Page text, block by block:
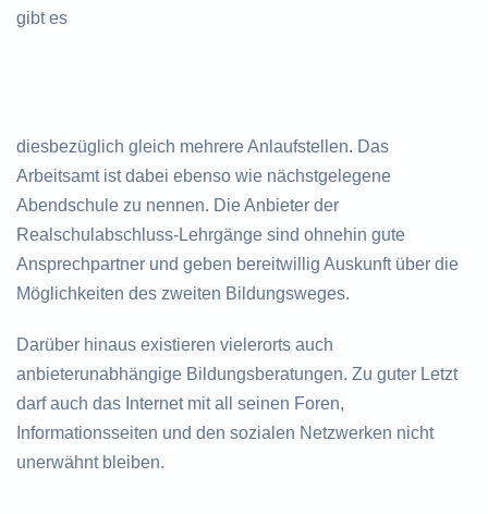
gibt es
diesbezüglich gleich mehrere Anlaufstellen. Das
Arbeitsamt ist dabei ebenso wie nächstgelegene
Abendschule zu nennen. Die Anbieter der
Realschulabschluss-Lehrgänge sind ohnehin gute
Ansprechpartner und geben bereitwillig Auskunft über die
Möglichkeiten des zweiten Bildungsweges.
Darüber hinaus existieren vielerorts auch
anbieterunabhängige Bildungsberatungen. Zu guter Letzt
darf auch das Internet mit all seinen Foren,
Informationsseiten und den sozialen Netzwerken nicht
unerwähnt bleiben.